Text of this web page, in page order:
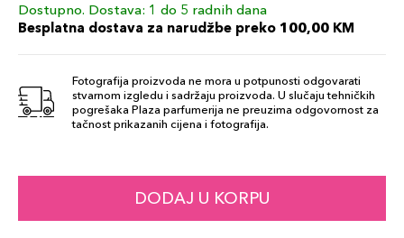
SHADE 66
Šifra artikla
99,00 KM
SHADE 37
Šifra artikla
99,00 KM
Dostupno. Dostava: 1 do 5 radnih dana
Besplatna dostava za narudžbe preko 100,00 KM
Fotografija proizvoda ne mora u potpunosti odgovarati
stvarnom izgledu i sadržaju proizvoda. U slučaju tehničkih
pogrešaka Plaza parfumerija ne preuzima odgovornost za
tačnost prikazanih cijena i fotografija.
DODAJ U KORPU